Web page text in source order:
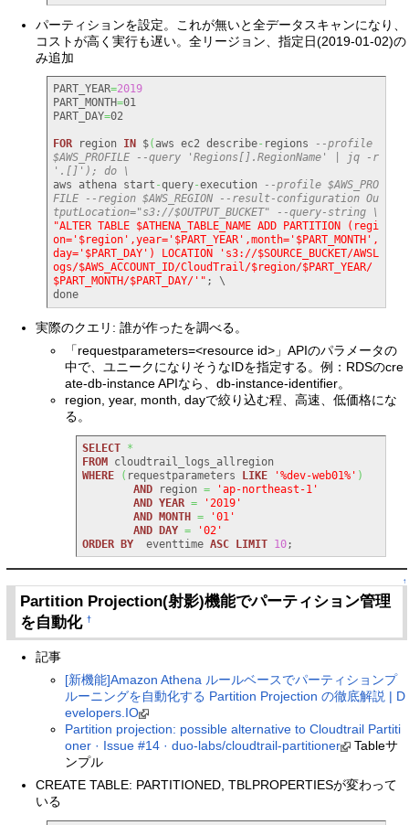
パーティションを設定。これが無いと全データスキャンになり、
コストが高く実行も遅い。全リージョン、指定日(2019-01-02)の
み追加
PART_YEAR=2019
PART_MONTH=01
PART_DAY=02
FOR region IN $( aws ec2 describe- regions
--profile
$AWS_PROFILE --query 'Regions[].RegionName' | jq -r
'.[]'); do \
aws athena start -query-execution
--profile $AWS_PRO
FILE --region $AWS_REGION --result-configuration Ou
tputLocation="s3://$OUTPUT_BUCKET" --query-string \
"ALTER TABLE $ATHENA_TABLE_NAME ADD PARTITION (regi
on='$region',year='$PART_YEAR',month='$PART_MONTH',
day='$PART_DAY') LOCATION 's3://$SOURCE_BUCKET/AWSL
ogs/$AWS_ACCOUNT_ID/CloudTrail/$region/$PART_YEAR/
$PART_MONTH/$PART_DAY/'" ; \
done
実際のクエリ: 誰が作ったを調べる。
「requestparameters=<resource id>」APIのパラメータの
中で、ユニークになりそうなIDを指定する。例：RDSのcre
ate-db-instance APIなら、db-instance-identifier。
region, year, month, dayで絞り込む程、高速、低価格にな
る。
SELECT *
FROM
cloudtrail_logs_allregion
WHERE
( requestparameters LIKE '%dev-web01%' )
AND region =
'ap-northeast-1'
AND YEAR =
'2019'
AND MONTH =
'01'
AND DAY =
'02'
ORDER BY
  eventtime
ASC LIMIT 10;
↑
Partition Projection(射影)機能でパーティション管理
を自動化†
記事
[新機能]Amazon Athena ルールベースでパーティションプ
ルーニングを自動化する Partition Projection の徹底解説 | D
evelopers.IO
Partition projection: possible alternative to Cloudtrail Partiti
oner · Issue #14 · duo-labs/cloudtrail-partitioner
Tableサ
ンプル
CREATE TABLE: PARTITIONED, TBLPROPERTIESが変わって
いる